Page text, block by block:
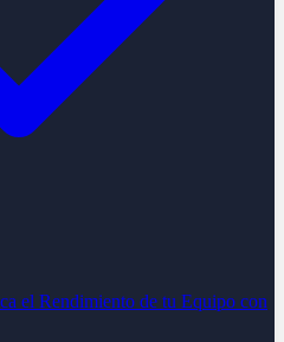
el Rendimiento de tu Equipo con